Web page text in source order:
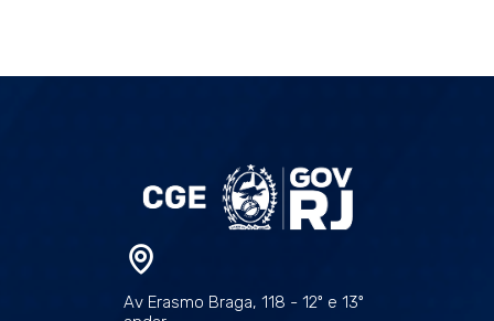
Av Erasmo Braga, 118 - 12º e 13º